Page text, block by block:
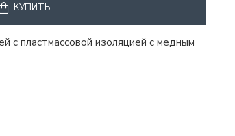
КУПИТЬ
с пластмассовой изоляцией с медным